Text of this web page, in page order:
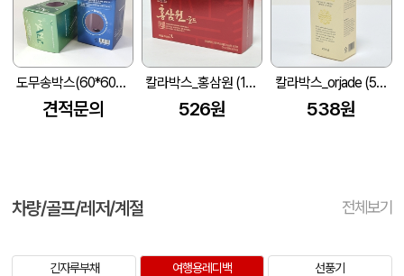
도무송박스(60*60*80)
견적문의
칼라박스_홍삼원 (165X100X45mm)
526원
칼라박스_orjade (50*35*125mm)
538원
차량/골프/레저/계절 전체보기
긴자루부채 여행용레디백 선풍기